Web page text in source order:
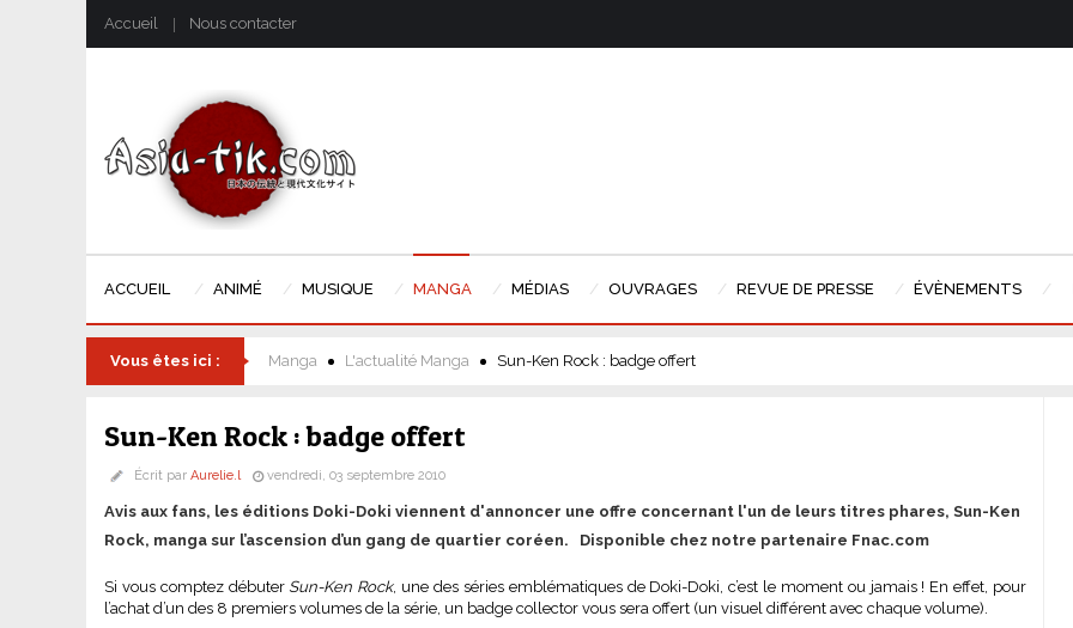
Accueil Nous contacter
ACCUEIL ANIMÉ MUSIQUE MANGA MÉDIAS OUVRAGES REVUE DE PRESSE ÉVÈNEMENTS
Vous êtes ici : Manga L'actualité Manga Sun-Ken Rock : badge offert
Sun-Ken Rock : badge offert
Écrit par Aurelie.l vendredi, 03 septembre 2010
Avis aux fans, les éditions Doki-Doki viennent d'annoncer une offre concernant l'un de leurs titres phares, Sun-Ken
Rock, manga sur l’ascension d’un gang de quartier coréen. Disponible chez notre partenaire Fnac.com
Si vous comptez débuter Sun-Ken Rock, une des séries emblématiques de Doki-Doki, c’est le moment ou jamais ! En effet, pour
l’achat d’un des 8 premiers volumes de la série, un badge collector vous sera offert (un visuel différent avec chaque volume).